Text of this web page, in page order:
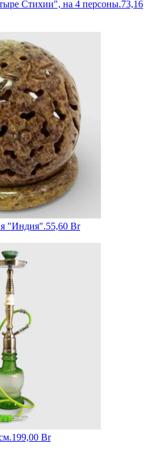
Стихии", на 4 персоны.73,16
"Индия".55,60 Br
199,00 Br